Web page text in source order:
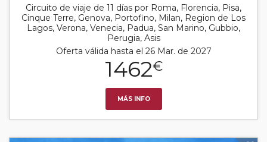
Circuito de viaje de 11 días por Roma, Florencia, Pisa,
Cinque Terre, Genova, Portofino, Milan, Region de Los
Lagos, Verona, Venecia, Padua, San Marino, Gubbio,
Perugia, Asis
Oferta válida hasta el 26 Mar. de 2027
1462€
MÁS INFO